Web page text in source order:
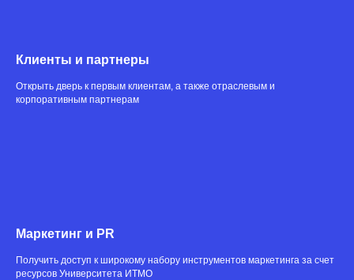
Клиенты и партнеры
Открыть дверь к первым клиентам, а также отраслевым и
корпоративным партнерам
Маркетинг и PR
Получить доступ к широкому набору инструментов маркетинга за счет
ресурсов Университета ИТМО